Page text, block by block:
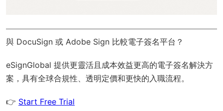
與 DocuSign 或 Adobe Sign 比較電子簽名平台？
eSignGlobal 提供更靈活且成本效益更高的電子簽名解決方
案，具有全球合規性 、透明定價和更快的入職流程。
👉 Start Free Trial